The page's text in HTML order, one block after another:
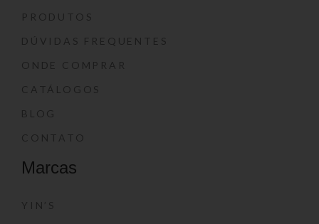
PRODUTOS
DÚVIDAS FREQUENTES
ONDE COMPRAR
CATÁLOGOS
BLOG
CONTATO
Marcas
YIN’S